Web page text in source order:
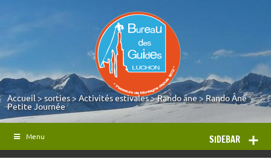
Accueil>sorties>Activités estivales>Rando âne>Rando Âne
Petite Journée
SIDEBAR
Menu